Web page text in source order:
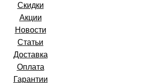
Скидки
Акции
Новости
Статьи
Доставка
Оплата
Гарантии